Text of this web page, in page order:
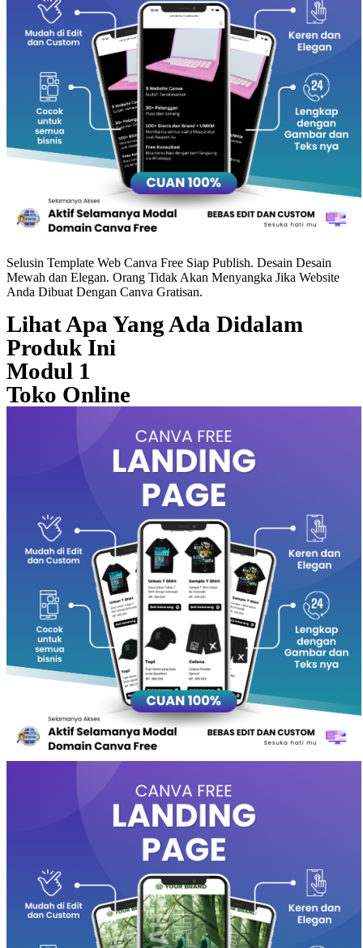
Selusin Template Web Canva Free Siap Publish. Desain Desain
Mewah dan Elegan. Orang Tidak Akan Menyangka Jika Website
Anda Dibuat Dengan Canva Gratisan.
Lihat Apa Yang Ada Didalam
Produk Ini
Modul 1
Toko Online